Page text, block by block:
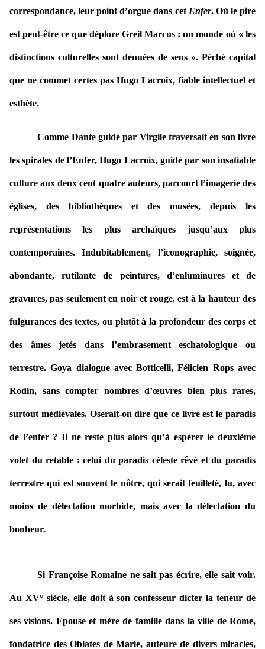
correspondance, leur point d’orgue dans cet Enfer. Où le pire
est peut-être ce que déplore Greil Marcus : un monde où « les
distinctions culturelles sont dénuées de sens ». Péché capital
que ne commet certes pas Hugo Lacroix, fiable intellectuel et
esthète.
Comme Dante guidé par Virgile traversait en son livre
les spirales de l’Enfer, Hugo Lacroix, guidé par son insatiable
culture aux deux cent quatre auteurs, parcourt l’imagerie des
églises, des bibliothèques et des musées, depuis les
représentations les plus archaïques jusqu’aux plus
contemporaines. Indubitablement, l’iconographie, soignée,
abondante, rutilante de peintures, d’enluminures et de
gravures, pas seulement en noir et rouge, est à la hauteur des
fulgurances des textes, ou plutôt à la profondeur des corps et
des âmes jetés dans l’embrasement eschatologique ou
terrestre. Goya dialogue avec Botticelli, Félicien Rops avec
Rodin, sans compter nombres d’œuvres bien plus rares,
surtout médiévales. Oserait-on dire que ce livre est le paradis
de l’enfer ? Il ne reste plus alors qu’à espérer le deuxième
volet du retable : celui du paradis céleste rêvé et du paradis
terrestre qui est souvent le nôtre, qui serait feuilleté, lu, avec
moins de délectation morbide, mais avec la délectation du
bonheur.
Si Françoise Romaine ne sait pas écrire, elle sait voir.
Au XV° siècle, elle doit à son confesseur dicter la teneur de
ses visions. Epouse et mère de famille dans la ville de Rome,
fondatrice des Oblates de Marie, auteure de divers miracles,